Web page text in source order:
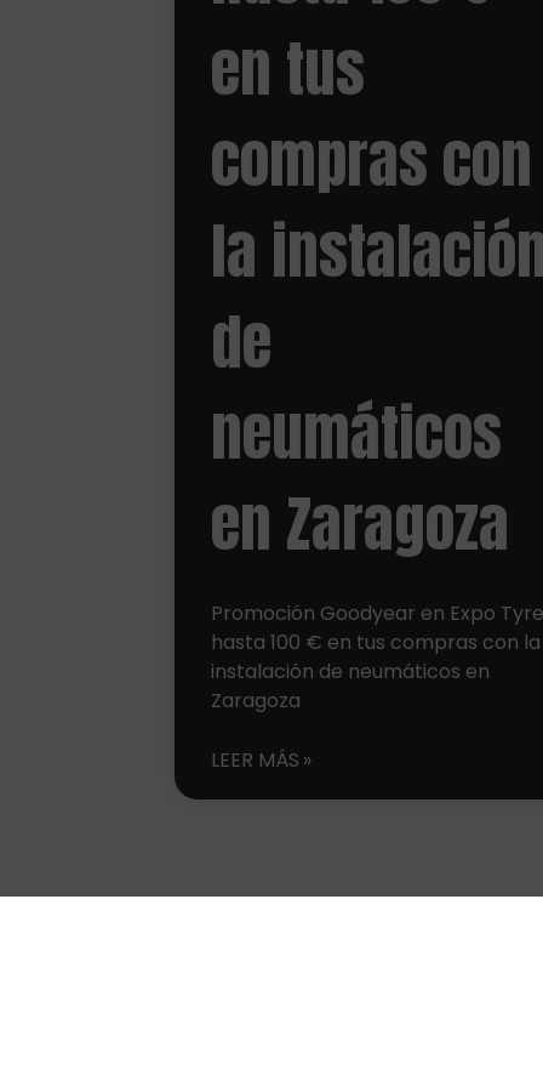
en tus
compras con
la
de
neumáticos
en Zaragoza
Promoción Goodyear en Expo
hasta 100 € en tus compras con la
instalación de neumáticos en
Zaragoza
LEER MÁS